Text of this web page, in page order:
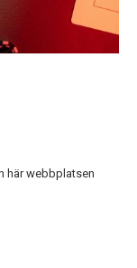
här webbplatsen